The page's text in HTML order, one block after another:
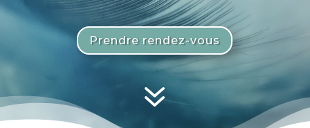
Prendre rendez-vous
7